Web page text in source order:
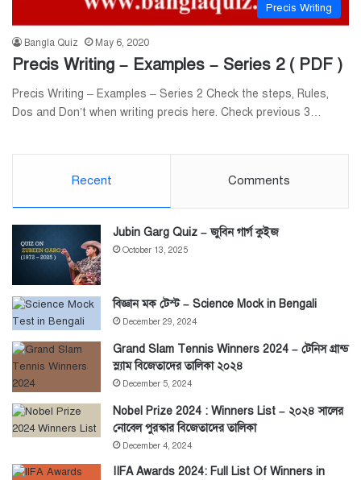
Precis Writing
Bangla Quiz May 6, 2020
Precis Writing – Examples – Series 2 ( PDF )
Precis Writing – Examples – Series 2 Check the steps, Rules,
Dos and Don’t when writing precis here. Check previous 3…
Recent Comments
Jubin Garg Quiz – জুবিন গার্গ কুইজ
October 13, 2025
বিজ্ঞান মক টেস্ট – Science Mock in Bengali
December 29, 2024
Grand Slam Tennis Winners 2024 – টেনিস গ্রান্ড
স্ল্যাম বিজেতাদের তালিকা ২০২৪
December 5, 2024
Nobel Prize 2024 : Winners List – ২০২৪ সালের
নোবেল পুরস্কার বিজেতাদের তালিকা
December 4, 2024
IIFA Awards 2024: Full List Of Winners in